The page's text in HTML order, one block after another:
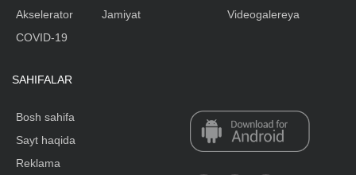
Akselerator
Jamiyat
Videogalereya
COVID-19
SAHIFALAR
Bosh sahifa
Sayt haqida
Reklama